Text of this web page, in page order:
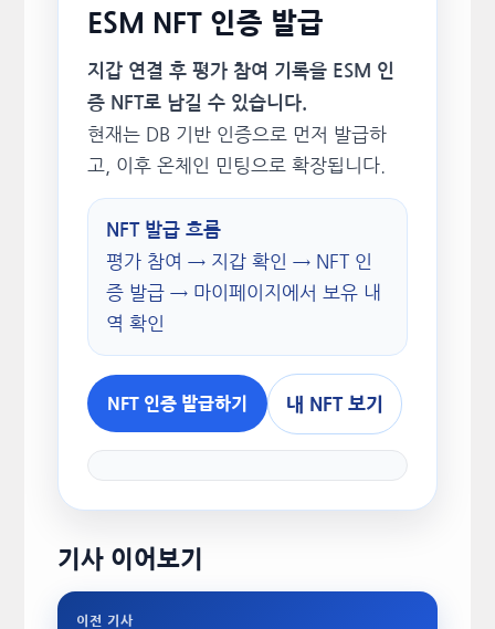
ESM NFT 인증 발급
지갑 연결 후 평가 참여 기록을 ESM 인
증 NFT로 남길 수 있습니다.
현재는 DB 기반 인증으로 먼저 발급하
고, 이후 온체인 민팅으로 확장됩니다.
NFT 발급 흐름
평가 참여 → 지갑 확인 → NFT 인
증 발급 → 마이페이지에서 보유 내
역 확인
NFT 인증 발급하기 내 NFT 보기
기사 이어보기
이전 기사